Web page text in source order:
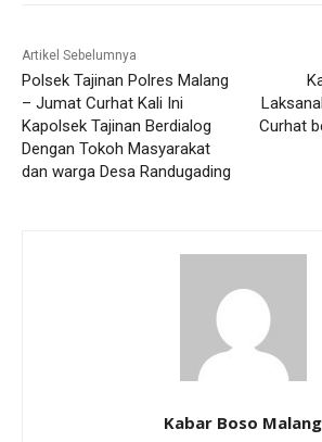
Artikel Sebelumnya
Polsek Tajinan Polres Malang
– Jumat Curhat Kali Ini
Kapolsek Tajinan Berdialog
Dengan Tokoh Masyarakat
dan warga Desa Randugading
Curhat
Kabar Boso Malang